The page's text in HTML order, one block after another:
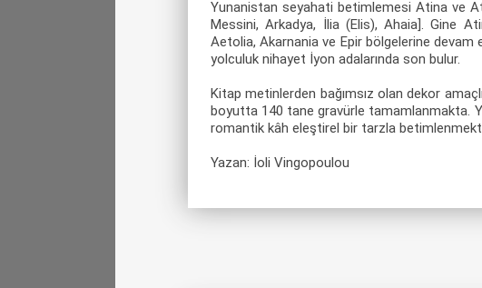
Yunanistan seyahati betimlemesi Atina ve
Messini, Arkadya, İlia (Elis), Ahaia]. Gine
Aetolia, Akarnania ve Epir bölgelerine devam
yolculuk nihayet İyon adalarında son bulur.
Kitap metinlerden bağımsız olan dekor
boyutta 140 tane gravürle tamamlanmakta.
romantik kâh eleştirel bir tarzla
Yazan: İoli Vingopoulou